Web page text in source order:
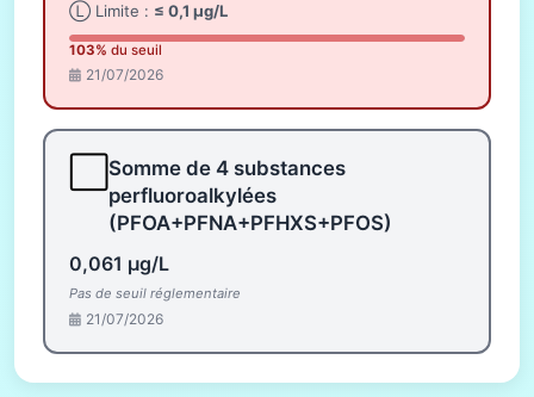
Ⓛ Limite : ≤ 0,1 µg/L
103% du seuil
21/07/2026
Somme de 4 substances
perfluoroalkylées
(PFOA+PFNA+PFHXS+PFOS)
0,061 µg/L
Pas de seuil réglementaire
21/07/2026